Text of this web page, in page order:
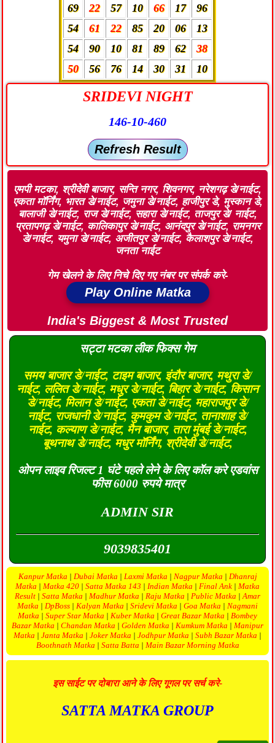
69
22 57 10 66 17
96
54
61 22 85 20 06
13
54
90 10 81 89 62
38
50
56 76 14 30 31 10
SRIDEVI NIGHT
146-10-460
Refresh Result
एमपी मटका, श्रीदेवी बाजार, सन्ति नगर, शिवनगर, नरेशगढ़ डे/नाईट,
एकता मॉर्निंग, भारत डे/नाईट, जमुना डे/नाईट, हाजीपुर डे, मुस्कान डे,
बालाजी डे/नाईट, राज डे/नाईट, सहारा डे/नाईट, ताजपुर डे/ नाईट,
प्रतापगढ़ डे/नाईट, कालिकापुर डे/नाईट, आनंदपुर डे/नाईट, रामनगर
डे/नाईट, यमुना डे/नाईट, अजीतपुर डे/नाईट, कैलाशपुर डे/नाईट,
जनता नाईट
गेम खेलने के लिए निचे दिए गए नंबर पर संपर्क करे-
Play Online Matka
India's Biggest & Most Trusted
सट्टा मटका लीक फिक्स गेम
समय बाजार डे/नाईट, टाइम बाजार, इंदौर बाजार, मथुरा डे/
नाईट, ललित डे/नाईट, मधुर डे/नाईट, बिहार डे/नाईट, किसान
डे/नाईट, मिलान डे/नाईट, एकता डे/नाईट, महाराजपुर डे/
नाईट, राजधानी डे/नाईट, कुमकुम डे/नाईट, तानाशाह डे/
नाईट, कल्याण डे/नाईट, मैन बाजार, तारा मुंबई डे/नाईट,
बूथनाथ डे/नाईट, मधुर मॉर्निंग, श्रीदेवी डे/नाईट,
ओपन लाइव रिजल्ट 1 घंटे पहले लेने के लिए कॉल करे एडवांस
फीस 6000 रुपये मात्र
ADMIN SIR
9039835401
Kanpur Matka | Dubai Matka | Laxmi Matka | Nagpur Matka | Dhanraj
Matka | Matka 420 | Satta Matka 143 | Indian Matka | Final Ank | Matka
Result | Satta Matka | Madhur Matka | Raju Matka | Public Matka | Amar
Matka | DpBoss | Kalyan Matka | Sridevi Matka | Goa Matka | Nagmani
Matka | Super Star Matka | Kuber Matka | Great Bazar Matka | Bombey
Bazar Matka | Chandan Matka | Golden Matka | Kumkum Matka | Manipur
Matka | Janta Matka | Joker Matka | Jodhpur Matka | Subh Bazar Matka |
Boothnath Matka | Satta Batta | Main Bazar Morning Matka
इस साईट पर दोबारा आने के लिए गूगल पर सर्च करे-
SATTA MATKA GROUP